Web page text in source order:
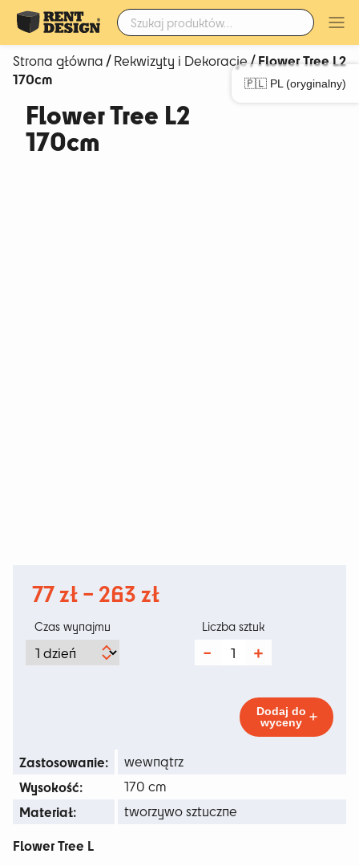
Szukaj:
🇵🇱 PL (oryginalny)
Strona główna/Rekwizyty i Dekoracje/ Flower Tree L2
170cm
Flower Tree L2
170cm
77zł– 263 złZakres
Czas wynajmu
ilość
170cm
Liczba sztuk
Dodaj do
wyceny
Zastosowanie: wewnątrz
Wysokość: 170 cm
Materiał: tworzywo sztuczne
Flower Tree L